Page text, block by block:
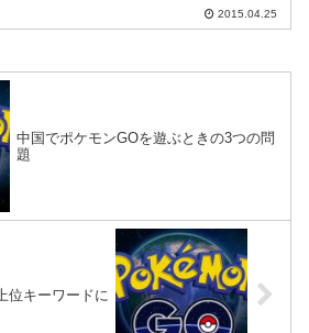
2015.04.25
中国でポケモンGOを遊ぶときの3つの問
題
位キーワードに